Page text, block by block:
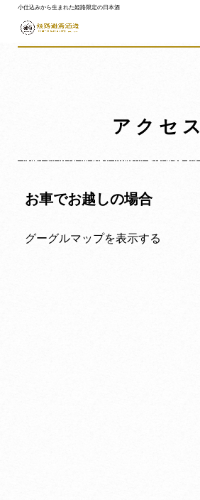
小仕込みから生まれた姫路限定の日本酒
アクセス
お車でお越しの場合
グーグルマップを表示する